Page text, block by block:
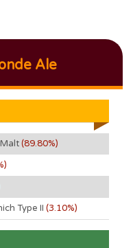
Ale
(89.80%)
Type II (3.10%)